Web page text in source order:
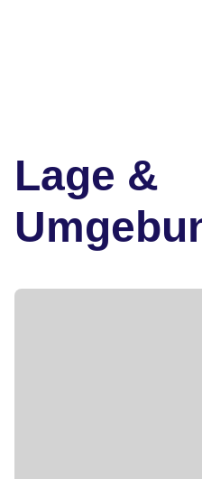
Lage &